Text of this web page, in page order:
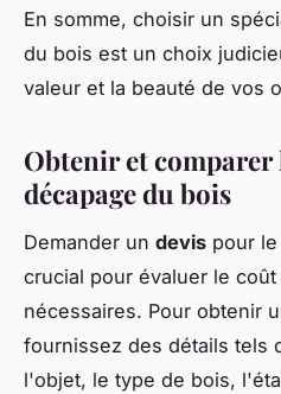
En somme, choisir un
du bois est un choix
valeur et la beauté de vos
Obtenir et comparer
décapage du bois
Demander un devis pour
crucial pour évaluer le
nécessaires. Pour obtenir
fournissez des détails tels
l'objet, le type de bois,